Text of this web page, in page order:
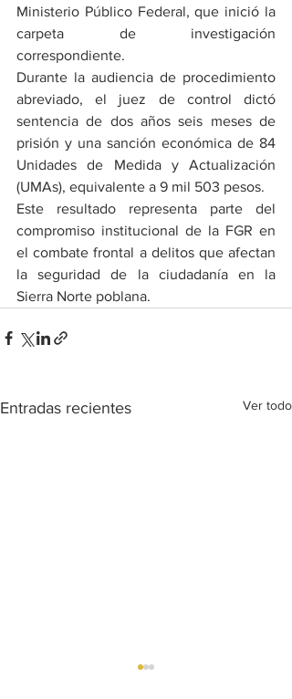
Ministerio Público Federal, que inició la
carpeta de investigación
correspondiente.
Durante la audiencia de procedimiento
abreviado, el juez de control dictó
sentencia de dos años seis meses de
prisión y una sanción económica de 84
Unidades de Medida y Actualización
(UMAs), equivalente a 9 mil 503 pesos.
Este resultado representa parte del
compromiso institucional de la FGR en
el combate frontal a delitos que afectan
la seguridad de la ciudadanía en la
Sierra Norte poblana.
Entradas recientes Ver todo